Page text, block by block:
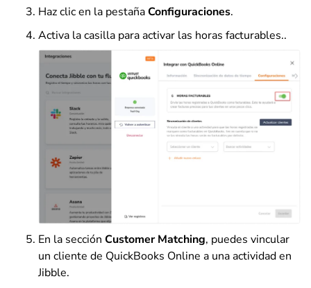
Haz clic en la pestañaConfiguraciones.
Activa la casilla para activar las horas facturables..
En la sección Customer Matching, puedes vincular
un cliente de QuickBooks Online a una actividad en
Jibble.